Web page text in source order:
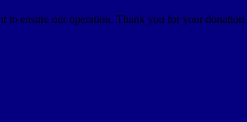
to ensure our operation. Thank you for your donation.